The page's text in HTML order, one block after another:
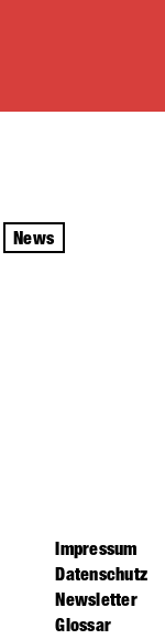
News
Impressum
Datenschutz
Newsletter
Glossar